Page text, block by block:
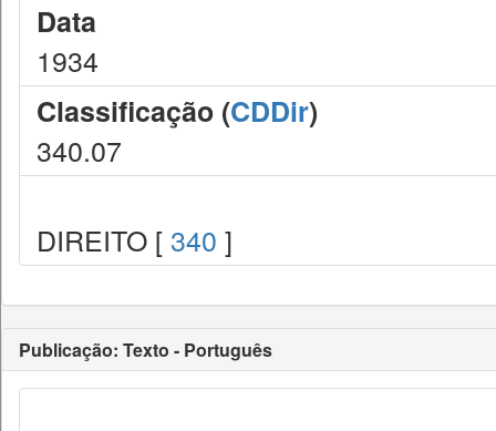
Data
1934
Classificação (CDDir)
340.07
DIREITO [ 340 ]
Publicação: Texto - Português